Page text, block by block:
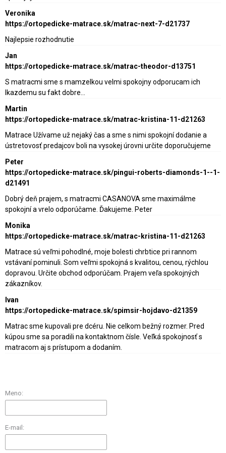
Veronika
https://ortopedicke-matrace.sk/matrac-next-7-d21737
Najlepsie rozhodnutie
Jan
https://ortopedicke-matrace.sk/matrac-theodor-d13751
S matracmi sme s mamzelkou velmi spokojny odporucam ich
lkazdemu su fakt dobre…
Martin
https://ortopedicke-matrace.sk/matrac-kristina-11-d21263
Matrace Užívame už nejaký čas a sme s nimi spokojní dodanie a
ústretovosť predajcov boli na vysokej úrovni určite doporučujeme
Peter
https://ortopedicke-matrace.sk/pingui-roberts-diamonds-1--1-
d21491
Dobrý deň prajem, s matracmi CASANOVA sme maximálme
spokojní a vrelo odporúčame. Ďakujeme. Peter
Monika
https://ortopedicke-matrace.sk/matrac-kristina-11-d21263
Matrace sú veľmi pohodlné, moje bolesti chrbtice pri rannom
vstávaní pominuli. Som veľmi spokojná s kvalitou, cenou, rýchlou
dopravou. Určite obchod odporúčam. Prajem veľa spokojných
zákazníkov.
Ivan
https://ortopedicke-matrace.sk/spimsir-hojdavo-d21359
Matrac sme kupovali pre dcéru. Nie celkom bežný rozmer. Pred
kúpou sme sa poradili na kontaktnom čísle. Veľká spokojnosť s
matracom aj s prístupom a dodaním.
Meno:
E-mail: